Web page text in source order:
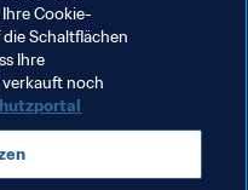
Cookie-
Schaltflächen
Ihre
noch